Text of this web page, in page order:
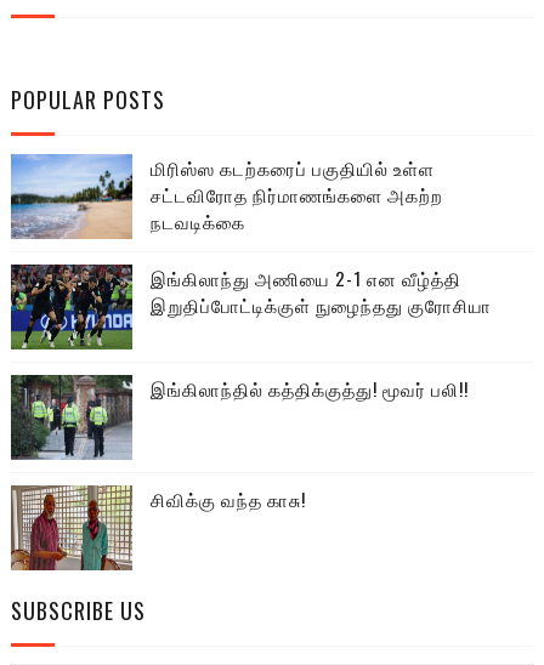
POPULAR POSTS
மிரிஸ்ஸ கடற்கரைப் பகுதியில் உள்ள
சட்டவிரோத நிர்மாணங்களை அகற்ற
நடவடிக்கை
இங்கிலாந்து அணியை 2-1 என வீழ்த்தி
இறுதிப்போட்டிக்குள் நுழைந்தது குரோசியா
இங்கிலாந்தில் கத்திக்குத்து! மூவர் பலி!!
சிவிக்கு வந்த காசு!
SUBSCRIBE US